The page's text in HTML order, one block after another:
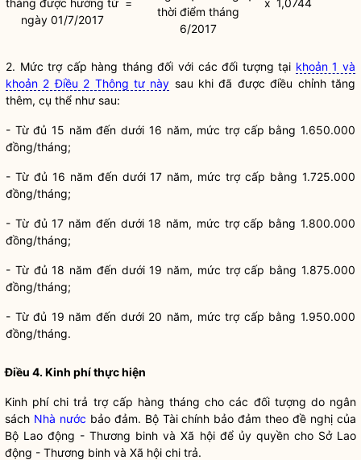
tháng được hưởng từ
ngày 01/7/2017
=
thời điểm tháng
6/2017
x 1,0744
2. Mức trợ cấp hàng tháng đối với các đối tượng tại khoản 1 và
khoản 2 Điều 2 Thông tư này sau khi đã được điều chỉnh tăng
thêm, cụ thể như sau:
- Từ đủ 15 năm đến dưới 16 năm, mức trợ cấp bằng 1.650.000
đồng/tháng;
- Từ đủ 16 năm đến dưới 17 năm, mức trợ cấp bằng 1.725.000
đồng/tháng;
- Từ đủ 17 năm đến dưới 18 năm, mức trợ cấp bằng 1.800.000
đồng/tháng;
- Từ đủ 18 năm đến dưới 19 năm, mức trợ cấp bằng 1.875.000
đồng/tháng;
- Từ đủ 19 năm đến dưới 20 năm, mức trợ cấp bằng 1.950.000
đồng/tháng.
Điều 4. Kinh phí thực hiện
Kinh phí chi trả trợ cấp hàng tháng cho các đối tượng do ngân
sách Nhà nước bảo đảm. Bộ Tài chính bảo đảm theo đề nghị của
Bộ Lao động - Thương binh và Xã hội để ủy quyềncho Sở Lao
động - Thương binh và Xã hội chi trả.